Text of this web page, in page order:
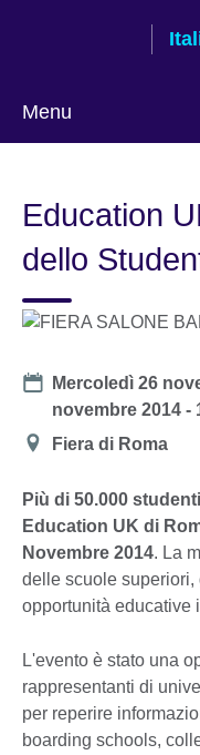
Menu
Education
dello
Date
Mercoledì 26
novembre 2014 -
Location
Fiera di Roma
Più di 50.000
Education UK di
Novembre 2014. La
delle scuole superiori,
opportunità educative
L'evento è stato una
rappresentanti di
per reperire
boarding schools,